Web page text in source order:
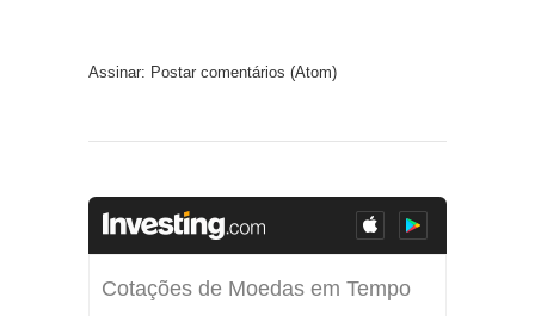
Assinar: Postar comentários (Atom)